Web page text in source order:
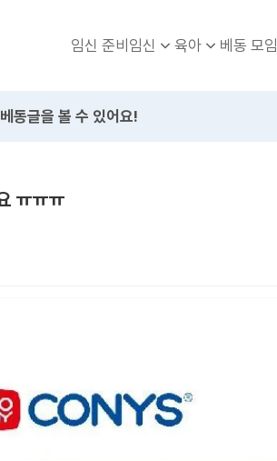
임신 준비임신 육아 베동 모임
동글을 볼 수 있어요!
ㅠㅠㅠ